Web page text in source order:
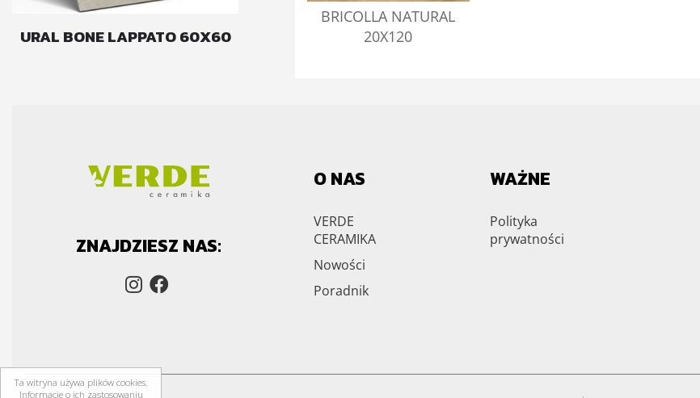
Ta witryna używa plików cookies.
Informacje o ich zastosowaniu
URAL BONE LAPPATO 60X60
BRICOLLA NATURAL
20X120
ZNAJDZIESZ NAS:
O NAS
VERDE
CERAMIKA
Nowości
Poradnik
WAŻNE
Polityka
prywatności